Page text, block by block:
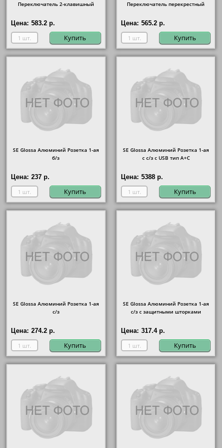
Переключатель 2-клавишный
Цена: 583.2 р.
Купить
Переключатель перекрестный
Цена: 565.2 р.
Купить
SE Glossa Алюминий Розетка 1-ая
б/з
Цена: 237 р.
Купить
SE Glossa Алюминий Розетка 1-ая
с с/з с USB тип A+C
Цена: 5388 р.
Купить
SE Glossa Алюминий Розетка 1-ая
с/з
Цена: 274.2 р.
Купить
SE Glossa Алюминий Розетка 1-ая
с/з с защитными шторками
Цена: 317.4 р.
Купить